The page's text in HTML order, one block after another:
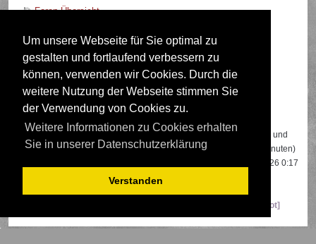
Um unsere Webseite für Sie optimal zu
gestalten und fortlaufend verbessern zu
können, verwenden wir Cookies. Durch die
weitere Nutzung der Webseite stimmen Sie
der Verwendung von Cookies zu.
Weitere Informationen zu Cookies erhalten
Sie in unserer Datenschutzerklärung
Verstanden
Foren-Übersicht
Deutsche Übersetzung durchphpBB.de
Wer ist online?
Insgesamt sind609Besucher online: 3 registrierte, 0 unsichtbare und
606 Gäste (basierend auf den aktiven Besuchern der letzten 5 Minuten)
Besuchern, die am 13.04.2026 0:17
gleichzeitig online waren.
Majestic-12 [Bot]